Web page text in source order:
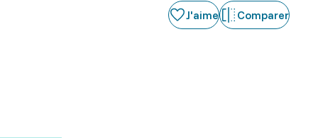
J'aime Comparer